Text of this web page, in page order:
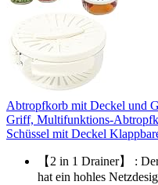
Abtropfkorb mit Deckel und
Griff, Multifunktions-
Schüssel mit Deckel
【2 in 1 Drainer】 :
hat ein hohles